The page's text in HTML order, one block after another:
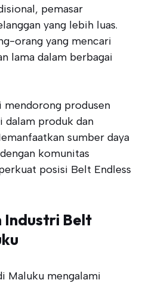
pemasar
yang lebih luas.
orang yang mencari
lama dalam berbagai
mendorong produsen
dalam produk dan
sumber daya
komunitas
posisi Belt Endless
Industri Belt
Maluku mengalami